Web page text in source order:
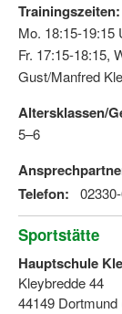
Trainingszeiten:
Mo. 18:15-19:15
Fr. 17:15-18:15,
Gust/Manfred
Altersklassen/
5–6
Telefon:
Sportstätte
Hauptschule
Kleybredde 44
44149